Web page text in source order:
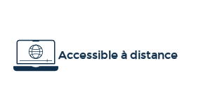
Accessible à distance